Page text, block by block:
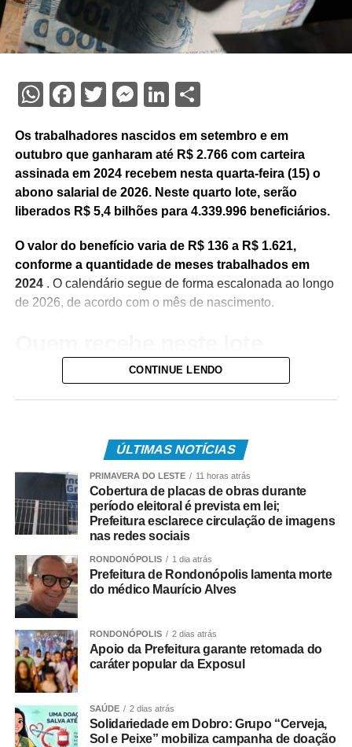
WhatsApp
Facebook
TwitterMessenger
LinkedIn
Os trabalhadores nascidos em setembro e em
outubro que ganharam até R$ 2.766 com carteira
assinada em 2024 recebem nesta quarta-feira (15) o
abono salarial de 2026. Neste quarto lote, serão
liberados R$ 5,4 bilhões para 4.339.996 beneficiários.
O valor do benefício varia de R$ 136 a R$ 1.621,
conforme a quantidade de meses trabalhados em
2024. O calendário segue de forma escalonada ao longo
de 2026, de acordo com o mês de nascimento.
Do total de contemplados em maio:
pagamento feito pela Caixa Econômica Federal,
• 499.509 são servidores públicos, inscritos no Programa
de Formação do Patrimônio do Servidor Público (Pasep),
pagos pelo Banco do Brasil, com total de cerca de R$
600 milhões.
Quem tem direito ao Abono
Salarial
Tem direito ao benefício o trabalhador que:
• Trabalhou com carteira assinada por no mínimo 30 dias
CONTINUE LENDO
ÚLTIMAS NOTÍCIAS
PRIMAVERA DO LESTE 11 horas atrás
Cobertura de placas de obras durante
período eleitoral é prevista em lei;
Prefeitura esclarece circulação de imagens
nas redes sociais
RONDONÓPOLIS 1 dia atrás
Prefeitura de Rondonópolis lamenta morte
do médico Maurício Alves
RONDONÓPOLIS 2 dias atrás
Apoio da Prefeitura garante retomada do
caráter popular da Exposul
SAÚDE 2 dias atrás
Solidariedade em Dobro: Grupo “Cerveja,
Sol e Peixe” mobiliza campanha de doação